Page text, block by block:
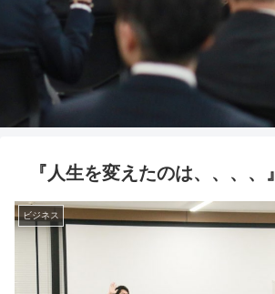
『人生を変えたのは、、、、』
ビジネス